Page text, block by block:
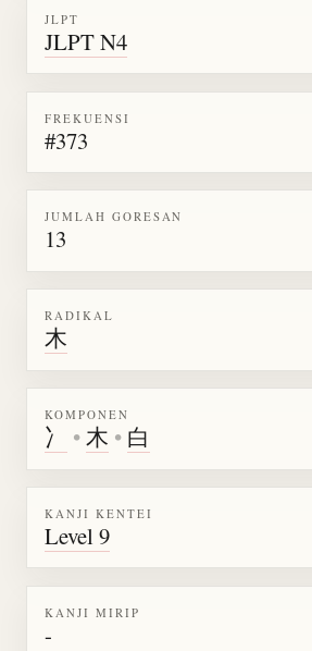
JLPT
JLPT N4
FREKUENSI
#373
JUMLAH GORESAN
13
RADIKAL
木
KOMPONEN
冫 •木 • 白
KANJI KENTEI
Level 9
KANJI MIRIP
-